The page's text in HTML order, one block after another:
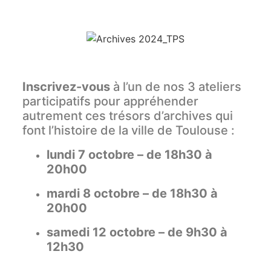
Inscrivez-vous à l’un de nos 3 ateliers
participatifs pour appréhender
autrement ces trésors d’archives qui
font l’histoire de la ville de Toulouse :
lundi 7 octobre – de 18h30 à
20h00
mardi 8 octobre – de 18h30 à
20h00
samedi 12 octobre – de 9h30 à
12h30